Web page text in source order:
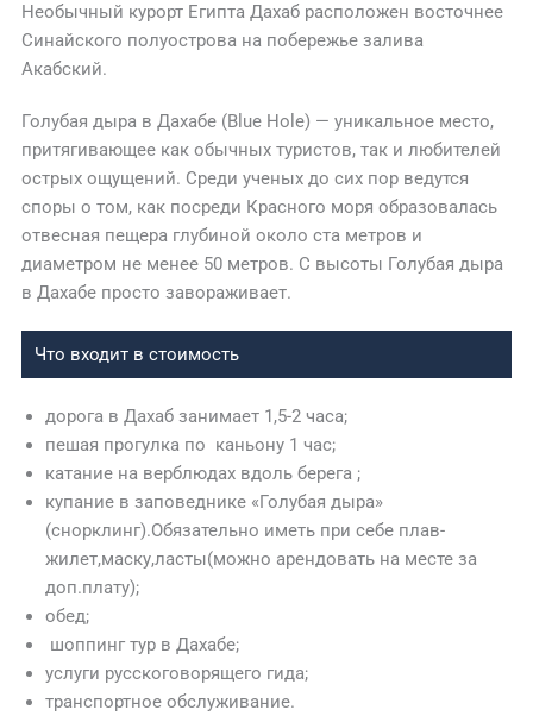
Необычный курорт Египта Дахаб расположен восточнее
Синайского полуострова на побережье залива
Акабский.
Голубая дыра в Дахабе (Blue Hole) — уникальное место,
притягивающее как обычных туристов, так и любителей
острых ощущений. Среди ученых до сих пор ведутся
споры о том, как посреди Красного моря образовалась
отвесная пещера глубиной около ста метров и
диаметром не менее 50 метров. С высоты Голубая дыра
в Дахабе просто завораживает.
Что входит в стоимость
дорога в Дахаб занимает 1,5-2 часа;
пешая прогулка по каньону 1 час;
катание на верблюдах вдоль берега ;
купание в заповеднике «Голубая дыра»
(снорклинг).Обязательно иметь при себе плав-
жилет,маску,ласты(можно арендовать на месте за
доп.плату);
обед;
шоппинг тур в Дахабе;
услуги русскоговорящего гида;
транспортное обслуживание.